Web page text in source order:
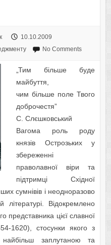
10.10.2009
No Comments
„Тим більше буде
майбуття,
чим більше поле Твого
доброчестя”
С. Слєшковський
Вагома роль роду
князів Острозьких у
збереженні
праволавної віри та
підтримці Східної
сумнівів і неодноразово
літературі. Відокремлено
представника цієї славної
1620), стосунки якого з
заплутаною та